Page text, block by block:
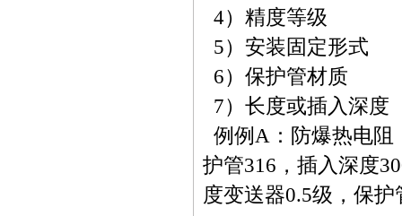
4）精度等级
5）安装固定形式
6）保护管材质
7）长度或插入深度
例例 A ：防爆热电阻
护管316 ，插入深度
度变送器0.5级，保护